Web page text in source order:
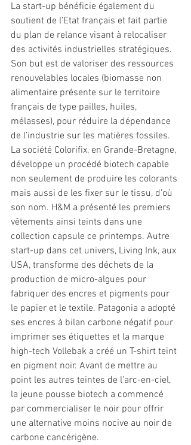
La start-up bénéficie également du
soutient de l’Etat français et fait partie
du plan de relance visant à relocaliser
des activités industrielles stratégiques.
Son but est de valoriser des ressources
renouvelables locales (biomasse non
alimentaire présente sur le territoire
français de type pailles, huiles,
mélasses), pour réduire la dépendance
de l’industrie sur les matières fossiles.
La société Colorifix, en Grande-Bretagne,
développe un procédé biotech capable
non seulement de produire les colorants
mais aussi de les fixer sur le tissu, d’où
son nom. H&M a présenté les premiers
vêtements ainsi teints dans une
collection capsule ce printemps. Autre
start-up dans cet univers, Living Ink, aux
USA, transforme des déchets de la
production de micro-algues pour
fabriquer des encres et pigments pour
le papier et le textile. Patagonia a adopté
ses encres à bilan carbone négatif pour
imprimer ses étiquettes et la marque
high-tech Vollebak a créé un T-shirt teint
en pigment noir. Avant de mettre au
point les autres teintes de l’arc-en-ciel,
la jeune pousse biotech a commencé
par commercialiser le noir pour offrir
une alternative moins nocive au noir de
carbone cancérigène.